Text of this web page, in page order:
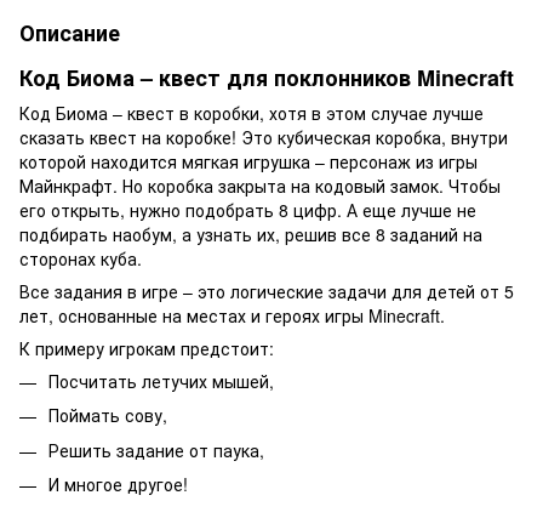
Описание
Код Биома – квест для поклонников Minecraft
Код Биома – квест в коробки, хотя в этом случае лучше
сказать квест на коробке! Это кубическая коробка, внутри
которой находится мягкая игрушка – персонаж из игры
Майнкрафт. Но коробка закрыта на кодовый замок. Чтобы
его открыть, нужно подобрать 8 цифр. А еще лучше не
подбирать наобум, а узнать их, решив все 8 заданий на
сторонах куба.
Все задания в игре – это логические задачи для детей от 5
лет, основанные на местах и героях игры Minecraft.
К примеру игрокам предстоит:
Посчитать летучих мышей,
Поймать сову,
Решить задание от паука,
И многое другое!